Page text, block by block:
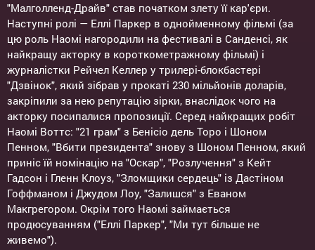
"Малголленд-Драйв" став початком злету її кар'єри.
Наступні ролі — Еллі Паркер в однойменному фільмі (за
цю роль Наомі нагородили на фестивалі в Санденсі, як
найкращу акторку в короткометражному фільмі) і
журналістки Рейчел Келлер у трилері-блокбастері
"Дзвінок", який зібрав у прокаті 230 мільйонів доларів,
закріпили за нею репутацію зірки, внаслідок чого на
акторку посипалися пропозиції. Серед найкращих робіт
Наомі Воттс: "21 грам" з Бенісіо дель Торо і Шоном
Пенном, "Вбити президента" знову з Шоном Пенном, який
приніс їй номінацію на "Оскар", "Розлучення" з Кейт
Гадсон і Гленн Клоуз, "Зломщики сердець" із Дастіном
Гоффманом і Джудом Лоу, "Залишся" з Еваном
Макгрегором. Окрім того Наомі займається
продюсуванням ("Еллі Паркер", "Ми тут більше не
живемо").